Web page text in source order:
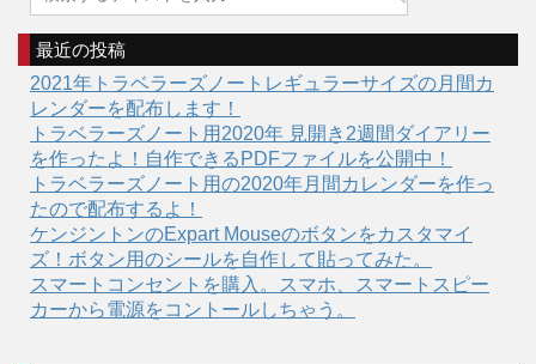
最近の投稿
2021年トラベラーズノートレギュラーサイズの月間カ
レンダーを配布します！
トラベラーズノート用2020年 見開き2週間ダイアリー
を作ったよ！自作できるPDFファイルを公開中！
トラベラーズノート用の2020年月間カレンダーを作っ
たので配布するよ！
ケンジントンのExpart Mouseのボタンをカスタマイ
ズ！ボタン用のシールを自作して貼ってみた。
スマートコンセントを購入。スマホ、スマートスピー
カーから電源をコントールしちゃう。